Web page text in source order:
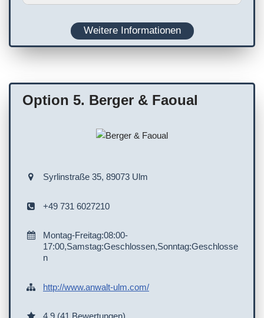
Weitere Informationen
Option 5. Berger & Faoual
Syrlinstraße 35, 89073 Ulm
+49 731 6027210
Montag-Freitag:08:00-
17:00,Samstag:Geschlossen,Sonntag:Geschlosse
n
http://www.anwalt-ulm.com/
4.9 (41 Bewertungen)